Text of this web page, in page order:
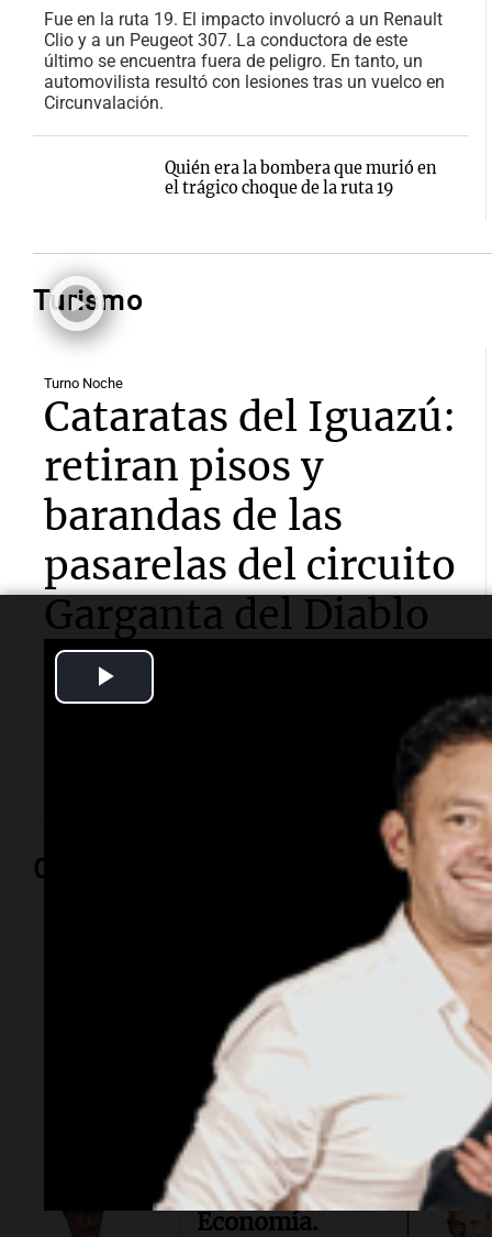
Fue en la ruta 19. El impacto involucró a un Renault
Clio y a un Peugeot 307. La conductora de este
último se encuentra fuera de peligro. En tanto, un
automovilista resultó con lesiones tras un vuelco en
Circunvalación.
Quién era la bombera que murió en
el trágico choque de la ruta 19
Turismo
Turno Noche
Cataratas del Iguazú:
retiran pisos y
barandas de las
pasarelas del circuito
Garganta del Diablo
El intendente del Parque Nacional Iguazú, José María
Hervás, explicó a
pronósticos de una crecida histórica por el fenómeno
Opinión
Política esquina
Economía.
Por
Por
Federico